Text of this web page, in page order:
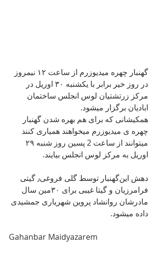
گهنبار چهره میدیوزرم از ساعت ۱۲ نیمروز
در روز خیر برابر با یکشنبه ۳۰ اوریل در
مرکز زرتشتیان لوس انجلس ساختمان
ابادیان برگزار میشود.
همکیشانی که برای هم بهره شدن گهنبار
چهره ی میدیوزرم‌ میخواهند همیاری کنند
اوریل به مرکز لوس انجلس بیایند.
دهش این‌گهنبار توسط گلی فروغی٫ گیتی
فرامرزیان و گیتا غیبی برای ۳۰مین سال
مادرشان‌ روانشاد پروین شهریاری جمشیدی
داده میشود.
Gahanbar Maidyazarem